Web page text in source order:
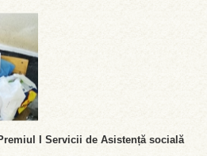
I Servicii de Asistență socială